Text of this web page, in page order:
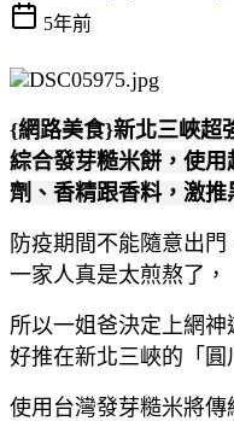
5年前
{網路美食}新北三峽超
綜合發芽糙米餅，使
劑、香精跟香料，激推
防疫期間不能隨意出
一家人真是太煎熬了，
所以一姐爸決定上網
好推在新北三峽的「圓
使用台灣發芽糙米將